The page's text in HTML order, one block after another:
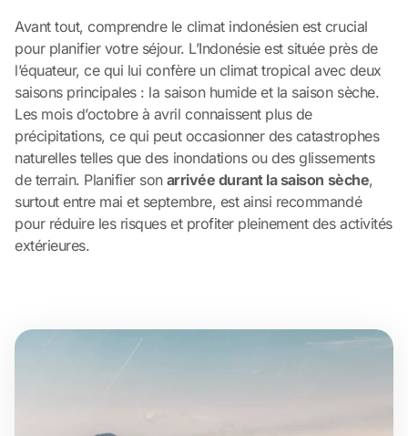
Avant tout, comprendre le climat indonésien est crucial
pour planifier votre séjour. L’Indonésie est située près de
l’équateur, ce qui lui confère un climat tropical avec deux
saisons principales : la saison humide et la saison sèche.
Les mois d’octobre à avril connaissent plus de
précipitations, ce qui peut occasionner des catastrophes
naturelles telles que des inondations ou des glissements
de terrain. Planifier son arrivée durant la saison sèche,
surtout entre mai et septembre, est ainsi recommandé
pour réduire les risques et profiter pleinement des activités
extérieures.